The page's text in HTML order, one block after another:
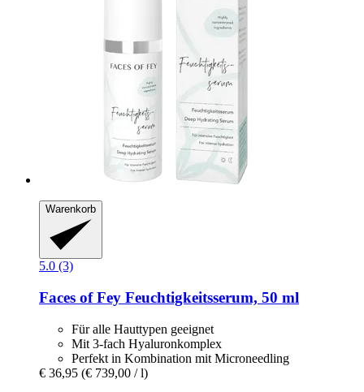
Warenkorb
5.0 (3)
Faces of Fey Feuchtigkeitsserum, 50 ml
Für alle Hauttypen geeignet
Mit 3-fach Hyaluronkomplex
Perfekt in Kombination mit Microneedling
€ 36,95 (€ 739,00 / l)